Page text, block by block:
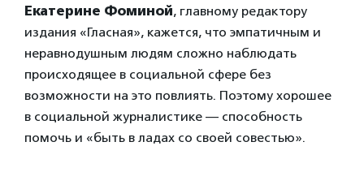
Екатерине Фоминой, главному редактору
издания «Гласная», кажется, что эмпатичным и
неравнодушным людям сложно наблюдать
происходящее в социальной сфере без
возможности на это повлиять. Поэтому хорошее
в социальной журналистике — способность
помочь и «быть в ладах со своей совестью».